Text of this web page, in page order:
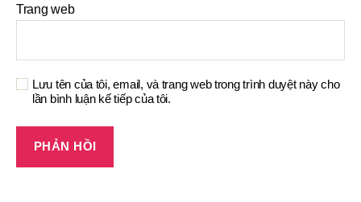
Trang web
Lưu tên của tôi, email, và trang web trong trình duyệt này cho
lần bình luận kế tiếp của tôi.